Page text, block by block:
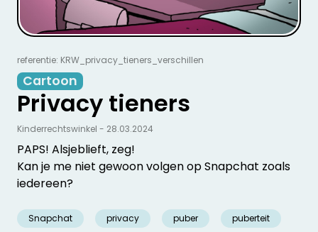
referentie: KRW_privacy_tieners_verschillen
Cartoon
Privacy tieners
PAPS! Alsjeblieft, zeg!
Kan je me niet gewoon volgen op Snapchat zoals
iedereen?
Snapchat privacy puber puberteit
Kinderrechtswinkel - 28.03.2024